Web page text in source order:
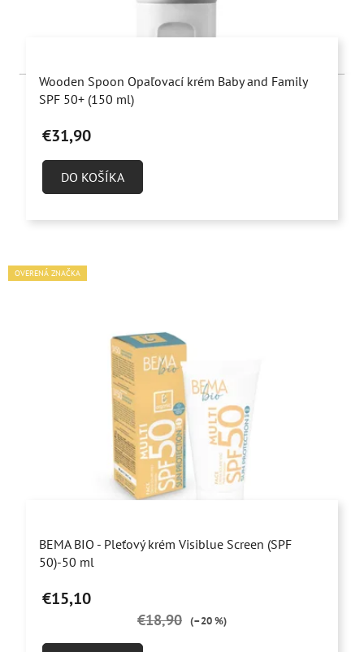
hodnotenie
je
5,0
hviezdičiek.
Wooden Spoon Opaľovací krém Baby and Family
SPF 50+ (150 ml)
€31,90
DO KOŠÍKA
OVERENÁ ZNAČKA
hodnotenie
je
z
BEMA BIO - Pleťový krém Visiblue Screen (SPF
50)-50 ml
€15,10
€18,90 (–20 %)